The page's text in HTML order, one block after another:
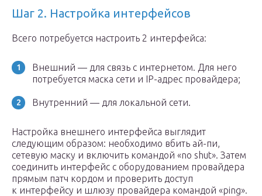
Шаг 2. Настройка интерфейсов
Всего потребуется настроить 2 интерфейса:
Внешний — для связь с интернетом. Для него
потребуется маска сети и IP-адрес провайдера;
Внутренний — для локальной сети.
Настройка внешнего интерфейса выглядит
следующим образом: необходимо вбить ай-пи,
сетевую маску и включить командой «no shut». Затем
соединить интерфейс с оборудованием провайдера
прямым патч кордом и проверить доступ
к интерфейсу и шлюзу провайдера командой «ping».